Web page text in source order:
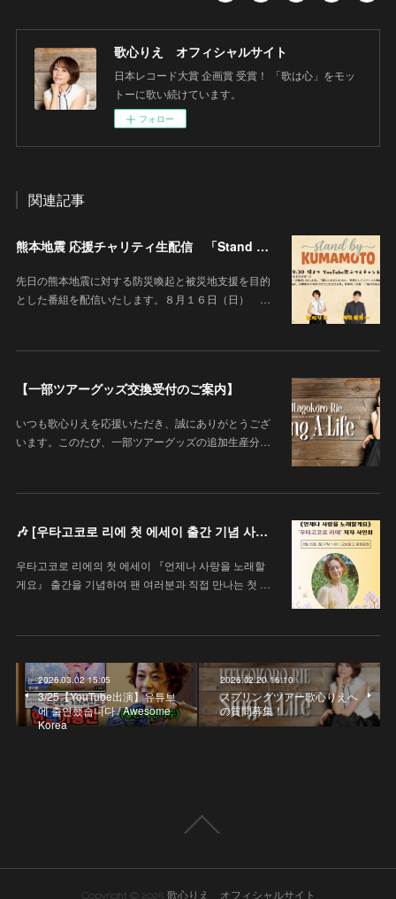
歌心りえ オフィシャルサイト
日本レコード大賞 企画賞 受賞！ 「歌は心」をモッ
トーに歌い続けています。
フォロー
関連記事
熊本地震 応援チャリティ生配信 「Stand By KUMAMOTO」
先日の熊本地震に対する防災喚起と被災地支援を目的
とした番組を配信いたします。８月１６日（日） …
【一部ツアーグッズ交換受付のご案内】
いつも歌心りえを応援いただき、誠にありがとうござ
います。このたび、一部ツアーグッズの追加生産分…
🎶 [우타고코로 리에 첫 에세이 출간 기념 사인회 안내 / 歌心りえ 初エッセイ出版記念サイン会のお知らせ]
우타고코로 리에의 첫 에세이 『언제나 사랑을 노래할
게요』 출간을 기념하여 팬 여러분과 직접 만나는 첫 …
2026.03.02 15:05
3/25【YouTube出演】유튜브
에 출연했습니다 / Awesome
Korea
2026.02.20 16:10
スプリングツアー歌心りえへ
の質問募集！
Copyright © 2025 歌心りえ オフィシャルサイト